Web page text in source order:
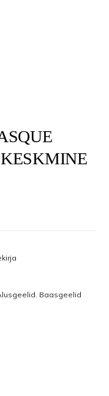
, Baasgeelid